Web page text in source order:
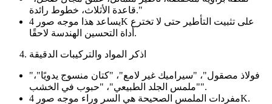
قاعدة الأثلاث، خطوط رائدة."
يساعد هذا موجه صور 4K على تثبيت التأطير حتى لا تخترع
أداة التحسين الهندسة لاحقًا.
اذكر المواد والتركيبات الدقيقة
"فولاذ مصقول"، "سيراميك غير لامع"، "كتان منسوج يدويًا"،
"ملمس الجلد الطبيعي"، "حبوب في الخشب".
مفردات الملمس الصحيحة هي السر وراء موجه صور 4K.